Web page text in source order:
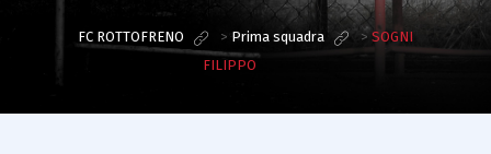
FC ROTTOFRENO > Prima squadra > SOGNI
FILIPPO